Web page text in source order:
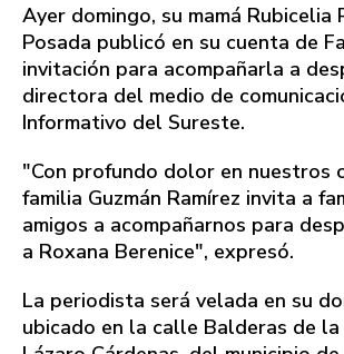
Ayer domingo, su mamá Rubicelia
Posada publicó en su cuenta de
invitación para acompañarla a
directora del medio de
Informativo del Sureste.
"Con profundo dolor en nuestros
familia Guzmán Ramírez invita a
amigos a acompañarnos para
a Roxana Berenice", expresó.
La periodista será velada en su
ubicado en la calle Balderas de